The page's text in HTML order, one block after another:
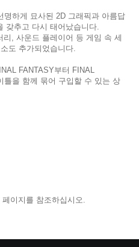
명하게 묘사된 2D 그래픽과 아름답
갖추고 다시 태어났습니다.
, 사운드 플레이어 등 게임 속 세
도 추가되었습니다.
FANTASY부터 FINAL
틀을 함께 묶어 구입할 수 있는 상
이지를 참조하십시오.